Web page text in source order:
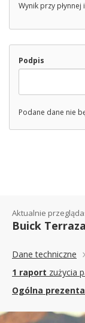
Wynik przy
Podpis
Podane dane nie
Aktualnie
Buick Terraza
Dane techniczne
1 raport zużycia
Ogólna